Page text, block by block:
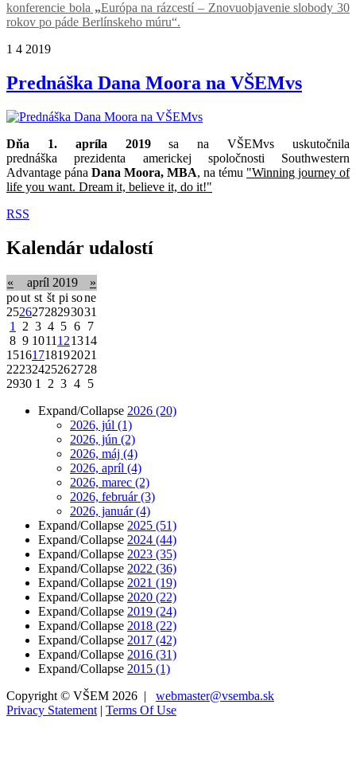
konferencie bola „Európa na rázcestí – Znovuobjavenie slobody 30
rokov po páde Berlínskeho múru“.
1 4 2019
Prednáška Dana Moora na VŠEMvs
Dňa 1. apríla 2019sa na VŠEMvs uskutočnila
prednáška prezidenta americkej spoločnosti Southwestern
Advantage pána Dana Moora, MBA, na tému "Winning journey of
life you want. Dream it, believe it, do it!"
RSS
Kalendár udalostí
« apríl 2019
»
pout st št pi sone
25262728293031
1
2 3 4 5 6
7
8 9 1011 121314
15161718192021
22232425262728
2930 1 2 3 4
5
Expand/Collapse 2026 (20)
2026, júl (1)
2026, jún (2)
2026, máj (4)
2026, apríl (4)
2026, marec (2)
2026, február(3)
2026, január(4)
Expand/Collapse 2025 (51)
Expand/Collapse 2024 (44)
Expand/Collapse 2023 (35)
Expand/Collapse 2022 (36)
Expand/Collapse 2021 (19)
Expand/Collapse 2020 (22)
Expand/Collapse 2019 (24)
Expand/Collapse 2018 (22)
Expand/Collapse 2017 (42)
Expand/Collapse 2016 (31)
Expand/Collapse 2015 (1)
Copyright © VŠEM 2026 | webmaster@vsemba.sk
Privacy Statement | Terms Of Use